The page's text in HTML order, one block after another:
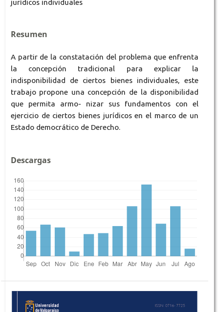
jurídicos individuales
Resumen
A partir de la constatación del problema que enfrenta
la concepción tradicional para explicar la
indisponibilidad de ciertos bienes individuales, este
trabajo propone una concepción de la disponibilidad
que permita armo- nizar sus fundamentos con el
ejercicio de ciertos bienes jurídicos en el marco de un
Estado democrático de Derecho.
Descargas